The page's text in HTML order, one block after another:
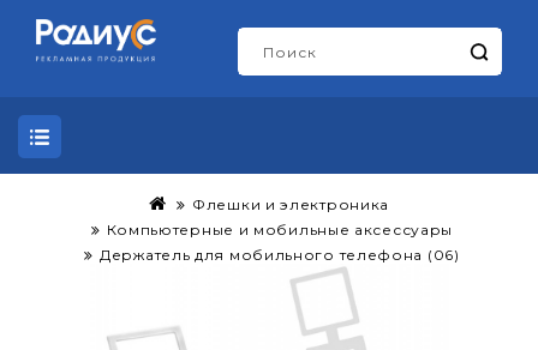
Флешки и электроника
Компьютерные и мобильные аксессуары
Держатель для мобильного телефона (06)